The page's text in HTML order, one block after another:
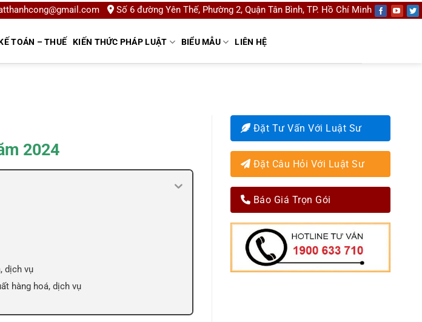
Số 6 đường Yên Thế, Phường 2, Quận Tân Bình, TP. Hồ Chí Minh
TOÁN – THUẾ KIẾN THỨC PHÁP LUẬT BIỂU MẪU LIÊN HỆ
2024
dịch vụ
hàng hoá, dịch vụ
Đặt Tư Vấn Với Luật Sư
Đặt Câu Hỏi Với Luật Sư
Báo Giá Trọn Gói